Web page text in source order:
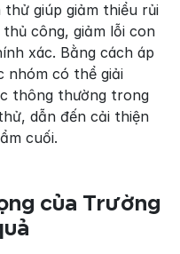
thử giúp giảm thiểu rủi
công, giảm lỗi con
xác. Bằng cách áp
nhóm có thể giải
thông thường trong
dẫn đến cải thiện
cuối.
của Trường